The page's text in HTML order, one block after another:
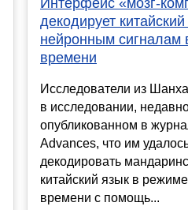
Интерфейс «мозг-
декодирует
нейронным сигналам
времени
Исследователи из
в исследовании,
опубликованном в
Advances, что им
декодировать
китайский язык в
времени с помощь...